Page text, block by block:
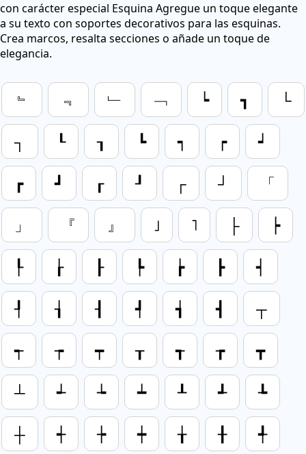
con carácter especial Esquina Agregue un toque elegante
a su texto con soportes decorativos para las esquinas.
Crea marcos, resalta secciones o añade un toque de
elegancia.
﹄ ﹃ ﹂ ﹁ ┕ ┓ └
┐ ┖ ┒ ┗ ┑ ┍ ┙
┏ ┛ ┎ ┚ ┌ ┘ 「
」 『 』 ˩ ˥ ├ ┝
┞ ┟ ┠ ┡ ┢ ┣ ┥
┦ ┧ ┨ ┩ ┪ ┫ ┬
┭ ┮ ┯ ┰ ┱ ┲ ┳
┴ ┵ ┶ ┷ ┸ ┹ ┺
┼ ┽ ┾ ┿ ╁ ╂ ╃